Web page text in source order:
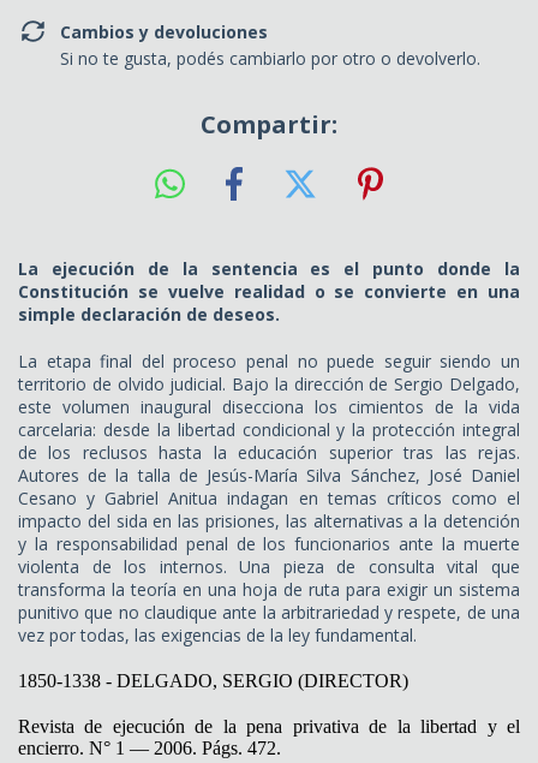
Cambios y devoluciones
Si no te gusta, podés cambiarlo por otro o devolverlo.
Compartir:
La ejecución de la sentencia es el punto donde la
Constitución se vuelve realidad o se convierte en una
simple declaración de deseos.
La etapa final del proceso penal no puede seguir siendo un
territorio de olvido judicial. Bajo la dirección de Sergio Delgado,
este volumen inaugural disecciona los cimientos de la vida
carcelaria: desde la libertad condicional y la protección integral
de los reclusos hasta la educación superior tras las rejas.
Autores de la talla de Jesús-María Silva Sánchez, José Daniel
Cesano y Gabriel Anitua indagan en temas críticos como el
impacto del sida en las prisiones, las alternativas a la detención
y la responsabilidad penal de los funcionarios ante la muerte
violenta de los internos. Una pieza de consulta vital que
transforma la teoría en una hoja de ruta para exigir un sistema
punitivo que no claudique ante la arbitrariedad y respete, de una
vez por todas, las exigencias de la ley fundamental.
1850-1338 - DELGADO, SERGIO (DIRECTOR)
Revista de ejecución de la pena privativa de la libertad y el
encierro. N° 1 — 2006. Págs. 472.